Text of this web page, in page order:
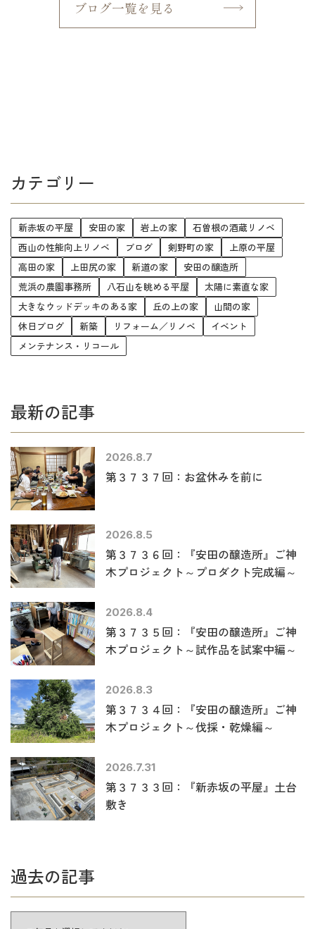
ブログ一覧を見る
カテゴリー
新赤坂の平屋 安田の家 岩上の家
石曽根の酒蔵リノベ
西山の性能向上リノベ
ブログ 剣野町の家
上原の平屋
高田の家
上田尻の家 新道の家
安田の醸造所
荒浜の農園事務所
八石山を眺める平屋
太陽に素直な家
大きなウッドデッキのある家
丘の上の家
山間の家
休日ブログ
新築 リフォーム／リノベ
イベント
メンテナンス・リコール
最新の記事
2026.8.7
第３７３７回：お盆休みを前に
2026.8.5
第３７３６回：『安田の醸造所』ご神
木プロジェクト～プロダクト完成編～
2026.8.4
第３７３５回：『安田の醸造所』ご神
木プロジェクト～試作品を試案中編～
2026.8.3
第３７３４回：『安田の醸造所』ご神
木プロジェクト～伐採・乾燥編～
2026.7.31
第３７３３回：『新赤坂の平屋』土台
敷き
過去の記事